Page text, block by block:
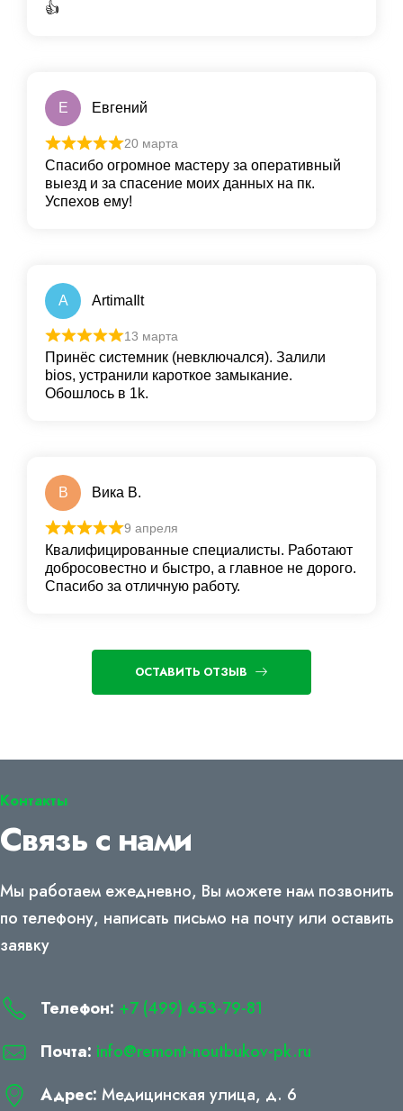
👍
Е Евгений
20 марта
Спасибо огромное мастеру за оперативный
выезд и за спасение моих данных на пк.
Успехов ему!
A ArtimaIlt
13 марта
Принёс системник (невключался). Залили
bios, устранили кароткое замыкание.
Обошлось в 1k.
В Вика В.
9 апреля
Квалифицированные специалисты. Работают
добросовестно и быстро, а главное не дорого.
Спасибо за отличную работу.
ОСТАВИТЬ ОТЗЫВ
Контакты
Связь с нами
Мы работаем ежедневно, Вы можете нам позвонить
по телефону, написать письмо на почту или оставить
заявку
Телефон: +7 (499) 653-79-81
Почта: info@remont-noutbukov-pk.ru
Адрес: Медицинская улица, д. 6